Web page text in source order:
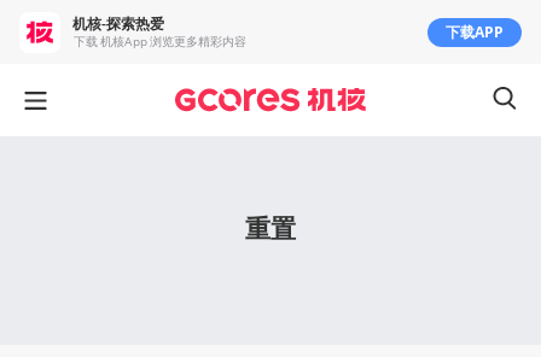
重置
机核-探索热爱
下载 机核App 浏览更多精彩内容 下载APP